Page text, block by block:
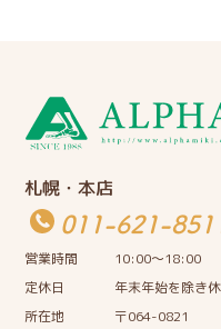
札幌・本店
011-621-
営業時間
10:00〜18:00
定休日
年末年始を除き
所在地
〒064-0821